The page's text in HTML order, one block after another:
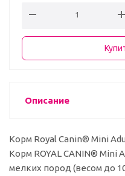
Описание
Корм Royal Canin® Mini
Корм ROYAL CANIN® Mini
мелких пород (весом до